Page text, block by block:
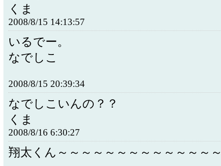
くま
2008/8/15 14:13:57
いるでー。
なでしこ
2008/8/15 20:39:34
なでしこいんの？？
くま
2008/8/16 6:30:27
翔太くん～～～～～～～～～～～～～